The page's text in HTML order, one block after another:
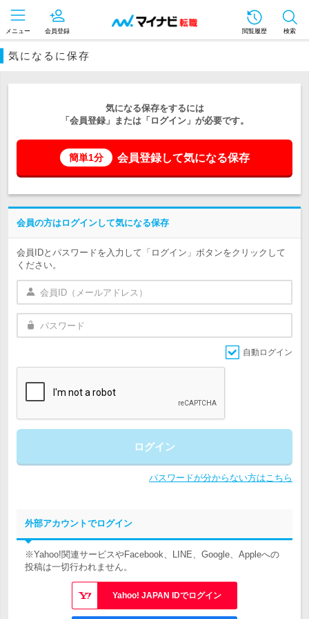
メニュー 会員登録 閲覧履歴 検索
気になるに保存
気になる保存をするには
「会員登録」または「ログイン」が必要です。
簡単1分 会員登録して気になる保存
会員の方はログインして気になる保存
会員IDとパスワードを入力して「ログイン」ボタンをクリックして
ください。
自動ログイン
ログイン
パスワードが分からない方はこちら
外部アカウントでログイン
※Yahoo!関連サービスやFacebook、LINE、Google、Appleへの
投稿は一切行われません。
Yahoo! JAPAN IDでログイン